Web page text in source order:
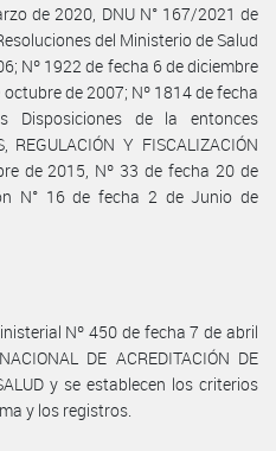
de 2020, DNU N° 167/2021 de
del Ministerio de Salud
Nº 1922 de fecha 6 de diciembre
de 2007; Nº 1814 de fecha
de la entonces
REGULACIÓN Y FISCALIZACIÓN
de 2015, Nº 33 de fecha 20 de
N° 16 de fecha 2 de Junio de
Nº 450 de fecha 7 de abril
DE ACREDITACIÓN DE
y se establecen los criterios
y los registros.